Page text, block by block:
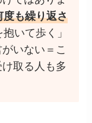
も繰り返さ
いて歩く」
いない＝こ
取る人も多